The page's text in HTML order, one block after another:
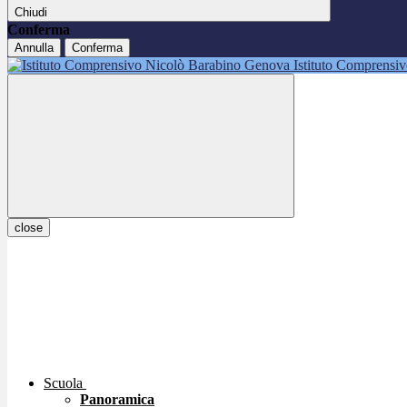
Chiudi
Conferma
Annulla Conferma
Istituto
close
Scuola
Panoramica